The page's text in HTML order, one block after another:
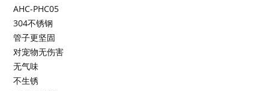
AHC-PHC05
304不锈钢
管子更坚固
对宠物无伤害
无气味
不生锈